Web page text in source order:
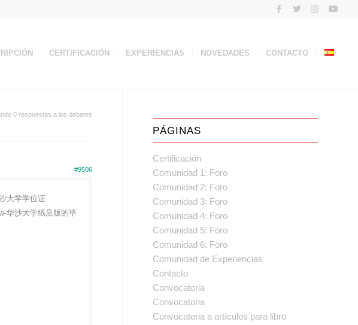
CERTIFICACIÓN EXPERIENCIAS NOVEDADES CONTACTO
0 respuestas a los debates
#9506
大学学位证
华沙大学纸质版的毕
PÁGINAS
Certificación
Comunidad 1: Foro
Comunidad 2: Foro
Comunidad 3: Foro
Comunidad 4: Foro
Comunidad 5: Foro
Comunidad 6: Foro
Comunidad de Experiencias
Contacto
Convocatoria
Convocatoria
Convocatoria a artículos para libro